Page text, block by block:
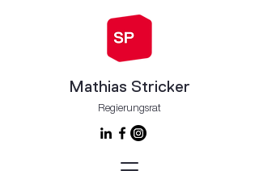
Mathias Stricker
Regierungsrat